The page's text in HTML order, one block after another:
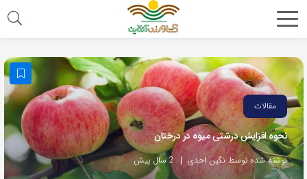
مقالات
نحوه افزایش درشتی میوه در درختان
نوشته شده توسط نگین احدی 2 سال پیش